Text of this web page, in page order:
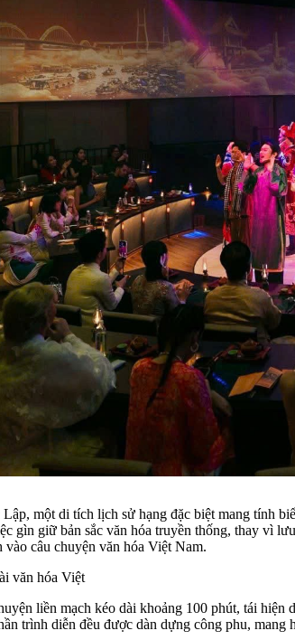
một di tích lịch sử hạng đặc biệt mang tính
gìn giữ bản sắc văn hóa truyền thống, thay vì
vào câu chuyện văn hóa Việt Nam.
văn hóa Việt
liền mạch kéo dài khoảng 100 phút, tái
trình diễn đều được dàn dựng công phu,